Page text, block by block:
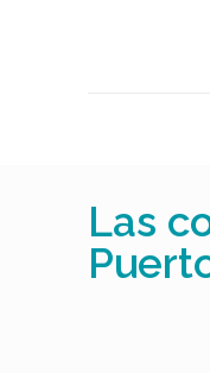
Las